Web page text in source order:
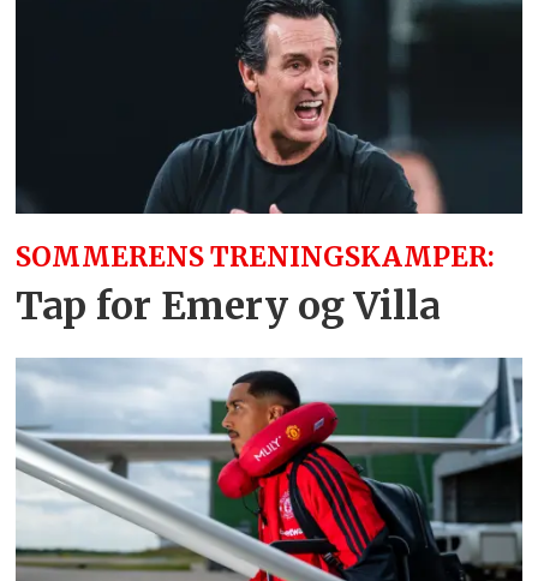
SOMMERENS TRENINGSKAMPER:
Tap for Emery og Villa